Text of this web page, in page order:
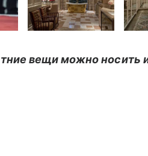
вещи можно носить